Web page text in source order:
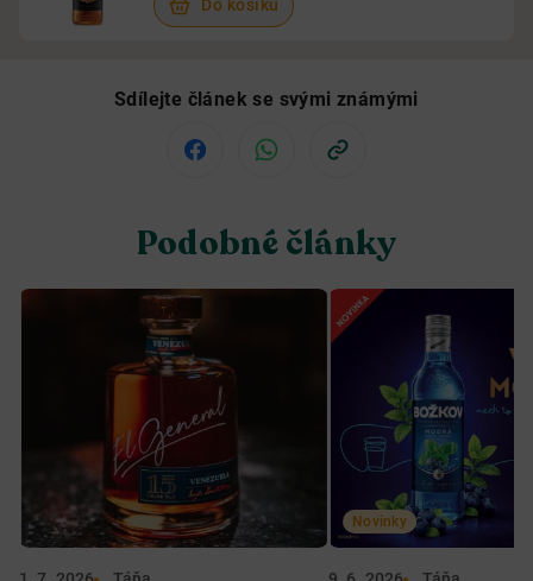
Do košíku
Sdílejte článek se svými známými
Podobné články
Novinky